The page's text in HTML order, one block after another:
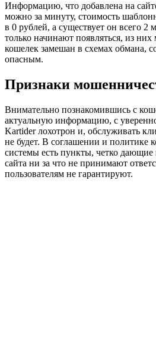
Информацию, что добавлена на
можно за минуту, стоимость
в 0 рублей, а существует он всего
только начинают появляться, из
кошелек замешан в схемах обмана,
опасным.
Признаки
Внимательно познакомившись с
актуальную информацию, с
Kartider лохотрон и, обслуживать
не будет. В соглашении и политике
системы есть пункты, четко дающие
сайта ни за что не принимают
пользователям не гарантируют.